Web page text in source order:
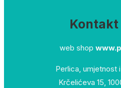
web shop
Perlica, umjetnost
Krčelićeva 15,